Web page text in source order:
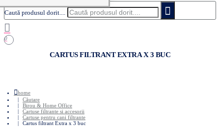
Caută produsul dorit....
0
CARTUS FILTRANT EXTRA X 3 BUC
home
Căutare
Birou & Home Office
Cartuse filtrante si accesorii
Cartuse pentru cani filtrante
Cartus filtrant Extra x 3 buc